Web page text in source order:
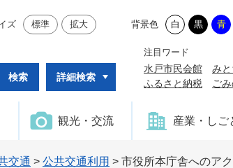
ズ 標準 拡大 背景色 白 黒 青
詳細検索
注目ワード
水戸市民会館 みと
ふるさと納税
ご
観光・交流 産業・しご
交通 > 公共交通利用 > 市役所本庁舎へのア